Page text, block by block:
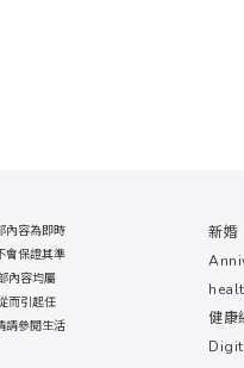
新婚
健康
內容為即時
會保證其準
內容均屬
而引起任
請參閱生活